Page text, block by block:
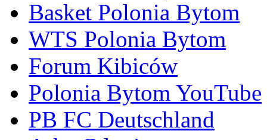
Basket Polonia Bytom
WTS Polonia Bytom
Forum Kibiców
Polonia Bytom YouTube
PB FC Deutschland